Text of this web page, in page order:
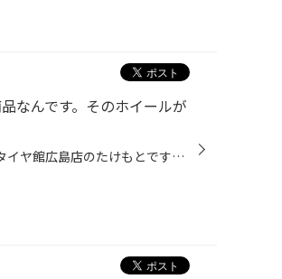
なんです。そのホイールが
こんにちは♪ 広島県広島市安佐南区の八木にあります タイヤ館広島店のたけもとです！ ゴールデンウィークに突入！ そして、ニュースから流れる 海外への出国ラッシュ・・ イイなぁ・・私も行きたい・・ 行きたかった・・( ;∀;) が、今は円安！ヤバいですね ゴールデンウィークに入ると同時？に円安...